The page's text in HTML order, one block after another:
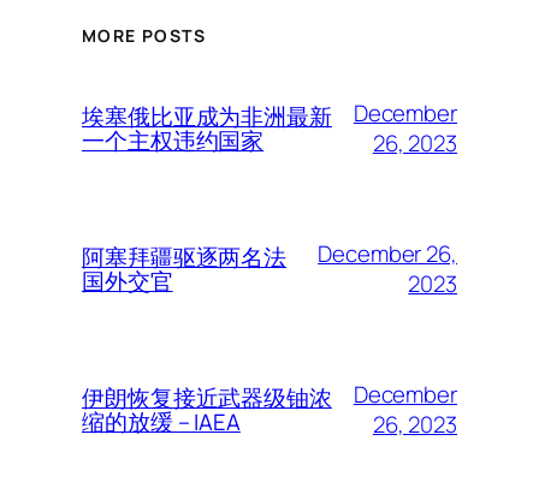
MORE POSTS
埃塞俄比亚成为非洲最新
一个主权违约国家
December
26, 2023
阿塞拜疆驱逐两名法
国外交官
December 26,
2023
伊朗恢复接近武器级铀浓
缩的放缓 – IAEA
December
26, 2023